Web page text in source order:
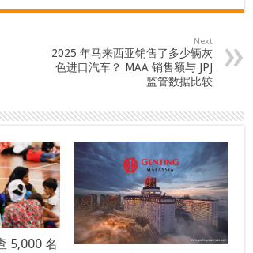
Next
2025 年马来西亚销售了多少辆灰
色进口汽车？ MAA 销售额与 JPJ
监管数据比较
5,000 名